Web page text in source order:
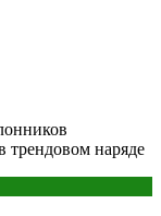
трендовом наряде